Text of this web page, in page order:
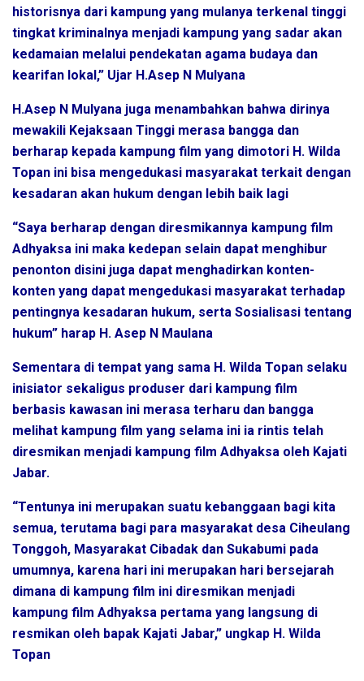
historisnya dari kampung yang mulanya terkenal tinggi
tingkat kriminalnya menjadi kampung yang sadar akan
kedamaian melalui pendekatan agama budaya dan
kearifan lokal,” Ujar H.Asep N Mulyana
H.Asep N Mulyana juga menambahkan bahwa dirinya
mewakili Kejaksaan Tinggi merasa bangga dan
berharap kepada kampung film yang dimotori H. Wilda
Topan ini bisa mengedukasi masyarakat terkait dengan
kesadaran akan hukum dengan lebih baik lagi
“Saya berharap dengan diresmikannya kampung film
Adhyaksa ini maka kedepan selain dapat menghibur
penonton disini juga dapat menghadirkan konten-
konten yang dapat mengedukasi masyarakat terhadap
pentingnya kesadaran hukum, serta Sosialisasi tentang
hukum” harap H. Asep N Maulana
Sementara di tempat yang sama H. Wilda Topan selaku
inisiator sekaligus produser dari kampung film
berbasis kawasan ini merasa terharu dan bangga
melihat kampung film yang selama ini ia rintis telah
diresmikan menjadi kampung film Adhyaksa oleh Kajati
Jabar.
“Tentunya ini merupakan suatu kebanggaan bagi kita
semua, terutama bagi para masyarakat desa Ciheulang
Tonggoh, Masyarakat Cibadak dan Sukabumi pada
umumnya, karena hari ini merupakan hari bersejarah
dimana di kampung film ini diresmikan menjadi
kampung film Adhyaksa pertama yang langsung di
resmikan oleh bapak Kajati Jabar,” ungkap H. Wilda
Topan